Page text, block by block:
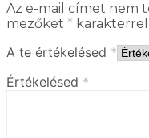
Az e-mail címet nem
mezőket *
A te értékelésed *
Értékelésed *